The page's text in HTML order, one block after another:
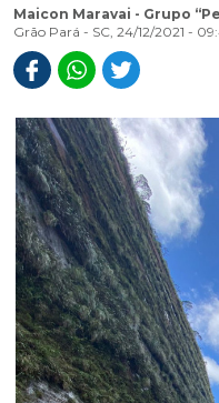
Maicon Maravai - Grupo
Grão Pará - SC, 24/12/2021 -